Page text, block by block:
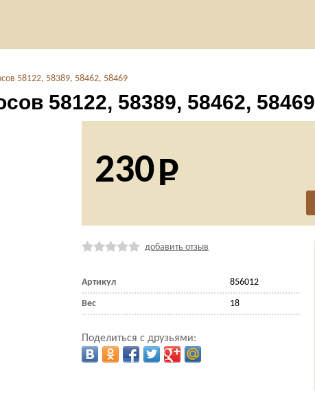
58122, 58389, 58462, 58469
58122, 58389, 58462, 58469
230
добавить отзыв
Артикул 856012
Вес 18
Поделиться с друзьями: